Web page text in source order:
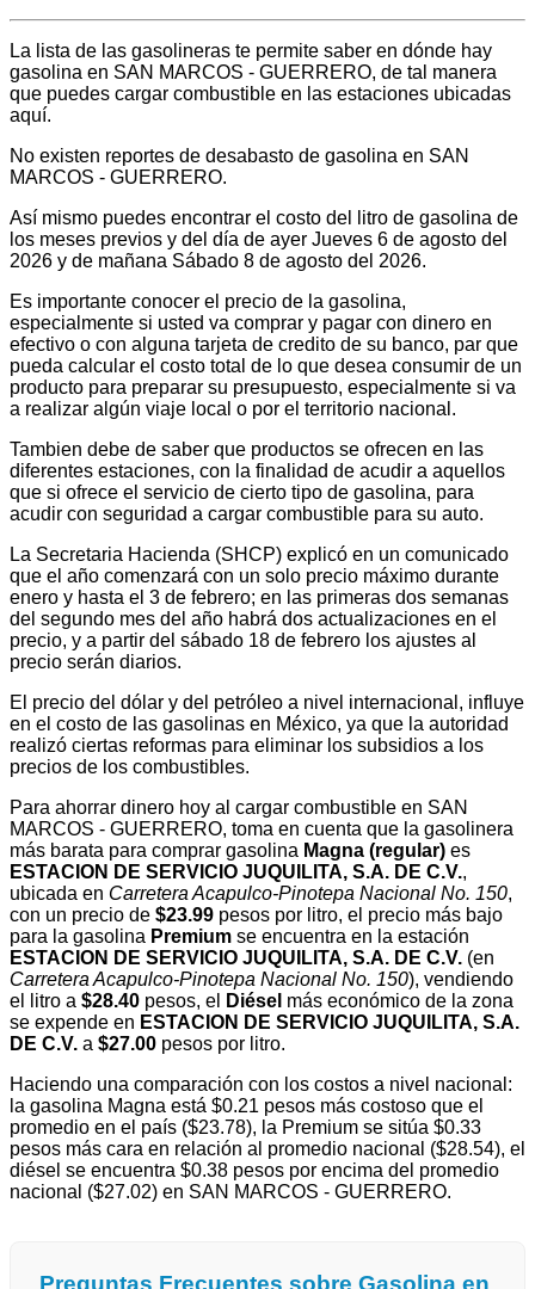
La lista de las gasolineras te permite saber en dónde hay
gasolina en SAN MARCOS - GUERRERO, de tal manera
que puedes cargar combustible en las estaciones ubicadas
aquí.
No existen reportes de desabasto de gasolina en SAN
MARCOS - GUERRERO.
Así mismo puedes encontrar el costo del litro de gasolina de
los meses previos y del día de ayer Jueves 6 de agosto del
2026 y de mañana Sábado 8 de agosto del 2026.
Es importante conocer el precio de la gasolina,
especialmente si usted va comprar y pagar con dinero en
efectivo o con alguna tarjeta de credito de su banco, par que
pueda calcular el costo total de lo que desea consumir de un
producto para preparar su presupuesto, especialmente si va
a realizar algún viaje local o por el territorio nacional.
Tambien debe de saber que productos se ofrecen en las
diferentes estaciones, con la finalidad de acudir a aquellos
que si ofrece el servicio de cierto tipo de gasolina, para
acudir con seguridad a cargar combustible para su auto.
La Secretaria Hacienda (SHCP) explicó en un comunicado
que el año comenzará con un solo precio máximo durante
enero y hasta el 3 de febrero; en las primeras dos semanas
del segundo mes del año habrá dos actualizaciones en el
precio, y a partir del sábado 18 de febrero los ajustes al
precio serán diarios.
El precio del dólar y del petróleo a nivel internacional, influye
en el costo de las gasolinas en México, ya que la autoridad
realizó ciertas reformas para eliminar los subsidios a los
precios de los combustibles.
Para ahorrar dinero hoy al cargar combustible en SAN
MARCOS - GUERRERO, toma en cuenta que la gasolinera
más barata para comprar gasolina Magna (regular) es
ESTACION DE SERVICIO JUQUILITA, S.A. DE C.V.,
ubicada en Carretera Acapulco-Pinotepa Nacional No. 150,
con un precio de $23.99 pesos por litro, el precio más bajo
para la gasolina Premium se encuentra en la estación
ESTACION DE SERVICIO JUQUILITA, S.A. DE C.V. (en
Carretera Acapulco-Pinotepa Nacional No. 150), vendiendo
el litro a $28.40 pesos, el Diésel más económico de la zona
se expende en ESTACION DE SERVICIO JUQUILITA, S.A.
DE C.V. a $27.00 pesos por litro.
Haciendo una comparación con los costos a nivel nacional:
la gasolina Magna está $0.21 pesos más costoso que el
promedio en el país ($23.78), la Premium se sitúa $0.33
pesos más cara en relación al promedio nacional ($28.54), el
diésel se encuentra $0.38 pesos por encima del promedio
nacional ($27.02) en SAN MARCOS - GUERRERO.
Preguntas Frecuentes sobre Gasolina en